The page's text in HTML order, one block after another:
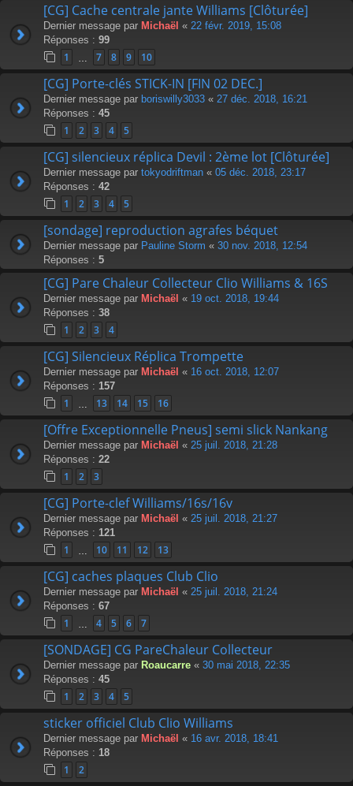
[CG] Cache centrale jante Williams [Clôturée]
Dernier message par Michaël « 22 févr. 2019, 15:08
Réponses : 99
1 7 8 9 10
[CG] Porte-clés STICK-IN [FIN 02 DEC.]
Dernier message par boriswilly3033 « 27 déc. 2018, 16:21
Réponses : 45
1 2 3 4 5
[CG] silencieux réplica Devil : 2ème lot [Clôturée]
Dernier message par tokyodriftman « 05 déc. 2018, 23:17
Réponses : 42
1 2 3 4 5
[sondage] reproduction agrafes béquet
Dernier message par Pauline Storm « 30 nov. 2018, 12:54
Réponses : 5
[CG] Pare Chaleur Collecteur Clio Williams & 16S
Dernier message par Michaël « 19 oct. 2018, 19:44
Réponses : 38
1 2 3 4
[CG] Silencieux Réplica Trompette
Dernier message par Michaël « 16 oct. 2018, 12:07
Réponses : 157
1 13 14 15 16
[Offre Exceptionnelle Pneus] semi slick Nankang
Dernier message par Michaël « 25 juil. 2018, 21:28
Réponses : 22
1 2 3
[CG] Porte-clef Williams/16s/16v
Dernier message par Michaël « 25 juil. 2018, 21:27
Réponses : 121
1 10 11 12 13
[CG] caches plaques Club Clio
Dernier message par Michaël « 25 juil. 2018, 21:24
Réponses : 67
1 4 5 6 7
[SONDAGE] CG PareChaleur Collecteur
Dernier message par Roaucarre « 30 mai 2018, 22:35
Réponses : 45
1 2 3 4 5
sticker officiel Club Clio Williams
Dernier message par Michaël « 16 avr. 2018, 18:41
Réponses : 18
1 2